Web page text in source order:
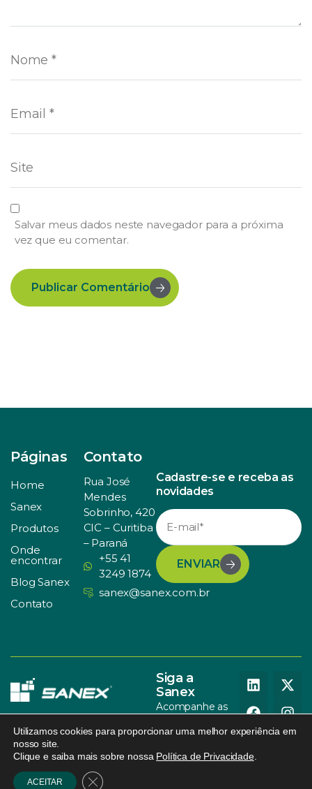
Salvar meus dados neste navegador para a próxima
vez que eu comentar.
Publicar Comentário
Páginas
Home
Sanex
Produtos
Onde
encontrar
Blog Sanex
Contato
Contato
Rua José
Mendes
Sobrinho, 420
CIC – Curitiba
– Paraná
+55 41
3249 1874
sanex@sanex.com.br
Cadastre-se e receba as
novidades
ENVIAR
Siga a
Sanex
Acompanhe as
sociais
© SANEX. Todos os direitos
reservados.
Política de Privacidade
Utilizamos cookies para proporcionar uma melhor experiência em
nosso site.
Clique e saiba mais sobre nossa Política de Privacidade.
ACEITAR Close GDPR Cookie Banner